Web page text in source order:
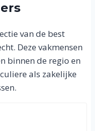
van de best
Deze vakmensen
binnen de regio en
als zakelijke